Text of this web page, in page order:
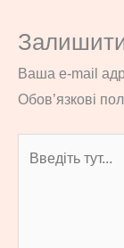
Ваша e-mail
Обов’язкові